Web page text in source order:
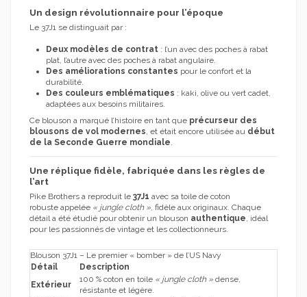
Un design révolutionnaire pour l’époque
Le 37J1 se distinguait par :
Deux modèles de contrat : l’un avec des poches à rabat
plat, l’autre avec des poches à rabat angulaire.
Des améliorations constantes pour le confort et la
durabilité.
Des couleurs emblématiques : kaki, olive ou vert cadet,
adaptées aux besoins militaires.
Ce blouson a marqué l’histoire en tant que précurseur des
blousons de vol modernes , et était encore utilisée au début
de la Seconde Guerre mondiale
Une réplique fidèle, fabriquée dans les règles de
l’art
Pike Brothers a reproduit le 37J1 avec sa toile de coton
robuste appelée « jungle cloth » , fidèle aux originaux. Chaque
détail a été étudié pour obtenir un blouson authentique , idéal
pour les passionnés de vintage et les collectionneurs.
Blouson 37J1 – Le premier « bomber » de l’US Navy
Détail
Description
Extérieur
100 % coton en toile « jungle cloth » dense,
résistante et légère.